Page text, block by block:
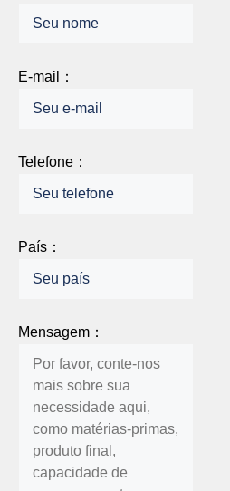
E-mail：
Telefone：
País：
Mensagem：